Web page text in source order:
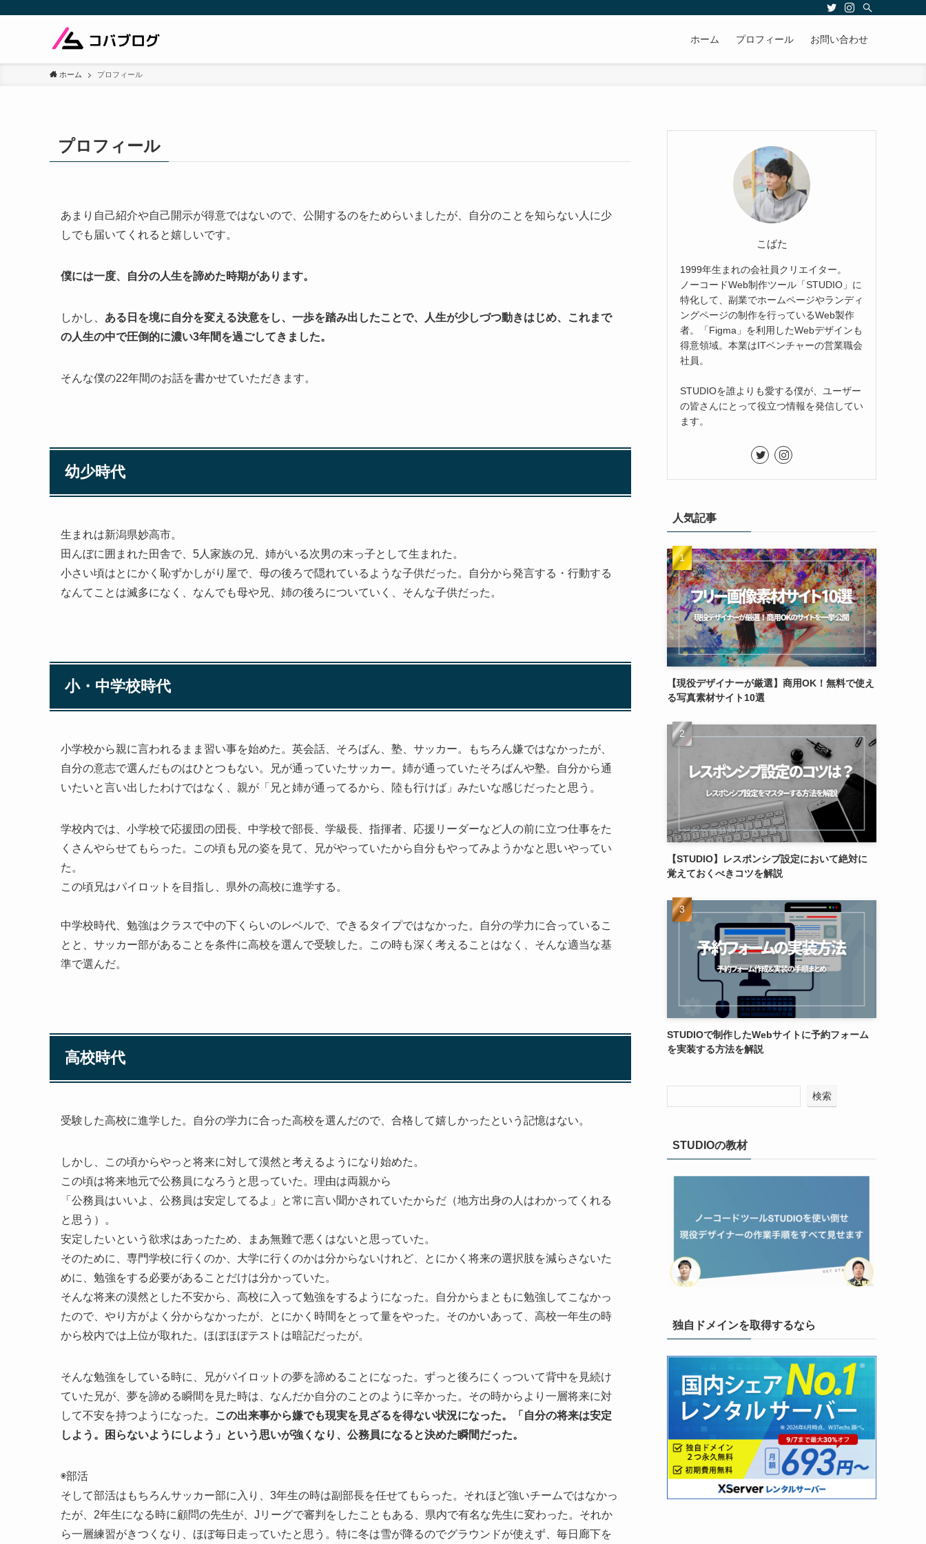
ホーム プロフィール お問い合わせ
ホーム プロフィール
プロフィール
あまり自己紹介や自己開示が得意ではないので、公開するのをためらいましたが、自分のことを知らない人に少
しでも届いてくれると嬉しいです。
僕には一度、自分の人生を諦めた時期があります。
しかし、 ある日を境に自分を変える決意をし、一歩を踏み出したことで、人生が少しづつ動きはじめ、これまで
の人生の中で圧倒的に濃い3年間を過ごしてきました。
そんな僕の22年間のお話を書かせていただきます。
幼少時代
生まれは新潟県妙高市。
田んぼに囲まれた田舎で、5人家族の兄、姉がいる次男の末っ子として生まれた。
小さい頃はとにかく恥ずかしがり屋で、母の後ろで隠れているような子供だった。自分から発言する・行動する
なんてことは滅多になく、なんでも母や兄、姉の後ろについていく、そんな子供だった。
小・中学校時代
小学校から親に言われるまま習い事を始めた。英会話、そろばん、塾、サッカー。もちろん嫌ではなかったが、
自分の意志で選んだものはひとつもない。兄が通っていたサッカー。姉が通っていたそろばんや塾。自分から通
いたいと言い出したわけではなく、親が「兄と姉が通ってるから、陸も行けば」みたいな感じだったと思う。
学校内では、小学校で応援団の団長、中学校で部長、学級長、指揮者、応援リーダーなど人の前に立つ仕事をた
くさんやらせてもらった。この頃も兄の姿を見て、兄がやっていたから自分もやってみようかなと思いやってい
た。
この頃兄はパイロットを目指し、県外の高校に進学する。
中学校時代、勉強はクラスで中の下くらいのレベルで、できるタイプではなかった。自分の学力に合っているこ
とと、サッカー部があることを条件に高校を選んで受験した。この時も深く考えることはなく、そんな適当な基
準で選んだ。
高校時代
受験した高校に進学した。自分の学力に合った高校を選んだので、合格して嬉しかったという記憶はない。
しかし、この頃からやっと将来に対して漠然と考えるようになり始めた。
この頃は将来地元で公務員になろうと思っていた。理由は両親から
「公務員はいいよ、公務員は安定してるよ」と常に言い聞かされていたからだ（地方出身の人はわかってくれる
と思う）。
安定したいという欲求はあったため、まあ無難で悪くはないと思っていた。
そのために、専門学校に行くのか、大学に行くのかは分からないけれど、とにかく将来の選択肢を減らさないた
めに、勉強をする必要があることだけは分かっていた。
そんな将来の漠然とした不安から、高校に入って勉強をするようになった。自分からまともに勉強してこなかっ
たので、やり方がよく分からなかったが、とにかく時間をとって量をやった。そのかいあって、高校一年生の時
から校内では上位が取れた。ほぼほぼテストは暗記だったが。
そんな勉強をしている時に、兄がパイロットの夢を諦めることになった。ずっと後ろにくっついて背中を見続け
ていた兄が、夢を諦める瞬間を見た時は、なんだか自分のことのように辛かった。その時からより一層将来に対
して不安を持つようになった。
この出来事から嫌でも現実を見ざるを得ない状況になった。「自分の将来は安定
しよう。困らないようにしよう」という思いが強くなり、公務員になると決めた瞬間だった。
◉部活
そして部活はもちろんサッカー部に入り、3年生の時は副部長を任せてもらった。それほど強いチームではなかっ
たが、2年生になる時に顧問の先生が、Jリーグで審判をしたこともある、県内で有名な先生に変わった。それか
ら一層練習がきつくなり、ほぼ毎日走っていたと思う。特に冬は雪が降るのでグラウンドが使えず、毎日廊下を
こばた
1999年生まれの会社員クリエイター。
ノーコードWeb制作ツール「STUDIO」に
特化して、副業でホームページやランディ
ングページの制作を行っているWeb製作
者。「Figma」を利用したWebデザインも
得意領域。本業はITベンチャーの営業職会
社員。
STUDIOを誰よりも愛する僕が、ユーザー
の皆さんにとって役立つ情報を発信してい
ます。
人気記事
【現役デザイナーが厳選】商用OK！無料で使え
る写真素材サイト10選
【STUDIO】レスポンシブ設定において絶対に
覚えておくべきコツを解説
STUDIOで制作したWebサイトに予約フォーム
を実装する方法を解説
検索
STUDIOの教材
独自ドメインを取得するなら